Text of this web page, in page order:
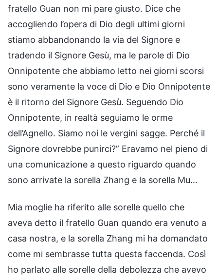
fratello Guan non mi pare giusto. Dice che
accogliendo l’opera di Dio degli ultimi giorni
stiamo abbandonando la via del Signore e
tradendo il Signore Gesù, ma le parole di Dio
Onnipotente che abbiamo letto nei giorni scorsi
sono veramente la voce di Dio e Dio Onnipotente
è il ritorno del Signore Gesù. Seguendo Dio
Onnipotente, in realtà seguiamo le orme
dell’Agnello. Siamo noi le vergini sagge. Perché il
Signore dovrebbe punirci?” Eravamo nel pieno di
una comunicazione a questo riguardo quando
sono arrivate la sorella Zhang e la sorella Mu…
Mia moglie ha riferito alle sorelle quello che
aveva detto il fratello Guan quando era venuto a
casa nostra, e la sorella Zhang mi ha domandato
come mi sembrasse tutta questa faccenda. Così
ho parlato alle sorelle della debolezza che avevo